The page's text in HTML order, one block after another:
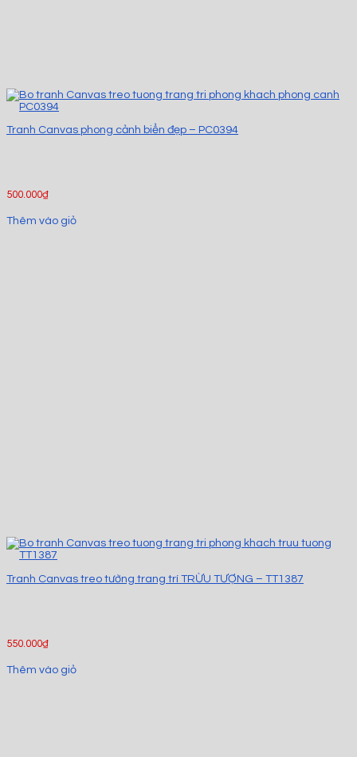
Tranh Canvas phong cảnh biển đẹp – PC0394
500.000₫
Thêm vào giỏ
Tranh Canvas treo tường trang trí TRỪU TƯỢNG – TT1387
550.000₫
Thêm vào giỏ